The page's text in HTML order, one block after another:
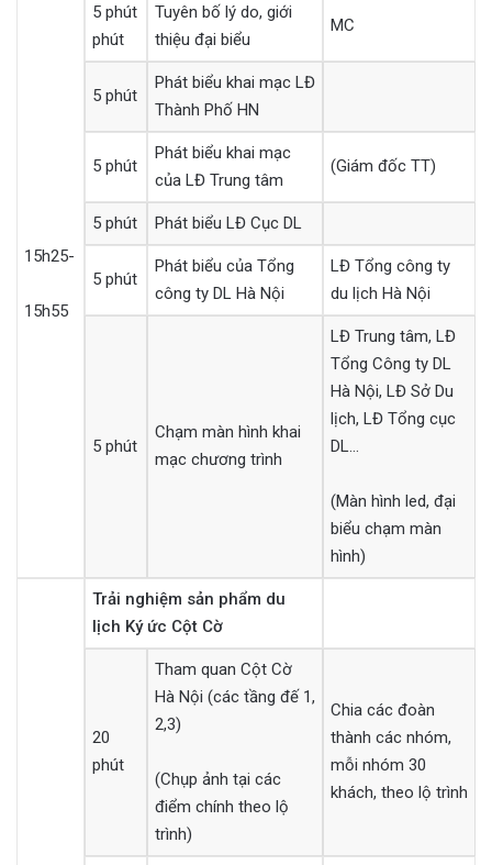
15h25-
15h55
5 phút
phút
Tuyên bố lý do, giới
thiệu đại biểu
MC
5 phút
Phát biểu khai mạc LĐ
Thành Phố HN
5 phút
Phát biểu khai mạc
của LĐ Trung tâm
(Giám đốc TT)
5 phút Phát biểu LĐ Cục DL
5 phút
Phát biểu của Tổng
công ty DL Hà Nội
LĐ Tổng công ty
du lịch Hà Nội
5 phút
Chạm màn hình khai
mạc chương trình
LĐ Trung tâm, LĐ
Tổng Công ty DL
Hà Nội, LĐ Sở Du
lịch, LĐ Tổng cục
DL…
(Màn hình led, đại
biểu chạm màn
hình)
Trải nghiệm sản phẩm du
lịch Ký ức Cột Cờ
20
phút
Tham quan Cột Cờ
Hà Nội (các tầng đế 1,
2,3)
(Chụp ảnh tại các
điểm chính theo lộ
trình)
Chia các đoàn
thành các nhóm,
mỗi nhóm 30
khách, theo lộ trình